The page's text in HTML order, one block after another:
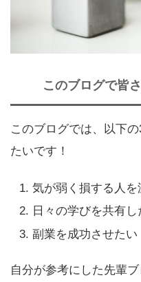
このブログで皆
このブログでは、以下
たいです！
気が弱く損する人を
日々の学びを共有し
副業を成功させたい
自分が参考にした先輩